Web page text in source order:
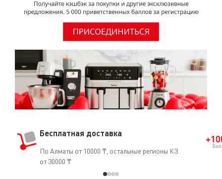
Бесплатная доставка
По Алматы от 10000 ₸, остальные регионы КЗ
от 30000 ₸